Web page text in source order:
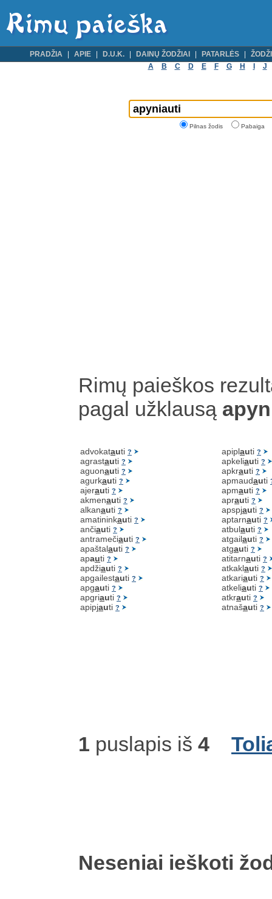
PRADŽIA APIE D.U.K. DAINŲ ŽODŽIAI PATARLĖS
A
B C D E F G H J
Pilnas žodis Pabaiga
Rimų paieškos
pagal užklausą
advokatauti ?
agrastauti ?
aguonauti ?
agurkauti ?
ajerauti ?
akmenauti ?
alkanauti ?
amatininkauti ?
ančiauti ?
antramečiauti ?
apaštalauti ?
apauti ?
apdžiauti ?
apgailestauti ?
apgauti ?
apgriauti ?
apipjauti ?
apiplauti ?
apkeliauti ?
apkrauti ?
apmaudauti
apmauti ?
aprauti ?
apspjauti ?
aptarnauti ?
atbulauti ?
atgailauti ?
atgauti ?
atitarnauti ?
atkaklauti ?
atkariauti ?
atkeliauti ?
atkrauti ?
atnašauti ?
1 puslapis iš 4
Neseniai ieškoti